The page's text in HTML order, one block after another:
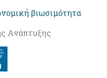
βιωσιμότητα
Ανάπτυξης